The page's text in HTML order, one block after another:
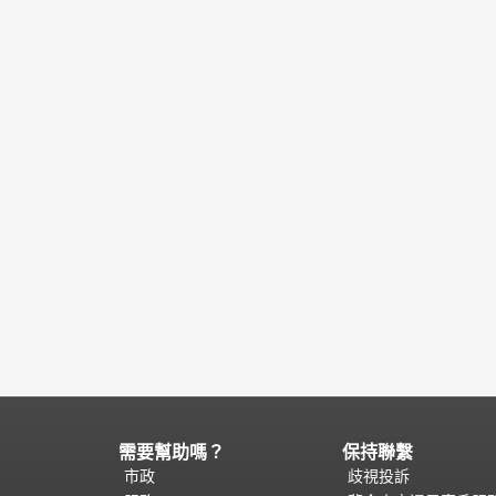
頁
面
需要幫助嗎？
市政
保持聯繫
歧視投訴